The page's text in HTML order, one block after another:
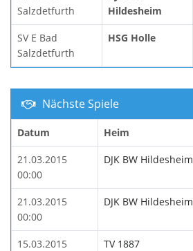
Salzdetfurth
Hildesheim
SV E Bad
Salzdetfurth
HSG Holle
Nächste Spiele
Datum Heim
21.03.2015
00:00
DJK BW Hildesheim
21.03.2015
00:00
DJK BW Hildesheim
15.03.2015
TV 1887